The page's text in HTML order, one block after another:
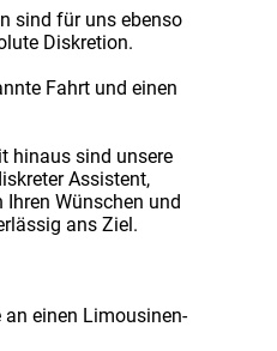
sind für uns ebenso
Diskretion.
Fahrt und einen
hinaus sind unsere
Assistent,
Wünschen und
ans Ziel.
einen Limousinen-